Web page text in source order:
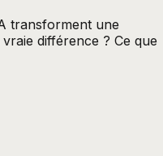
transforment une
différence ? Ce que